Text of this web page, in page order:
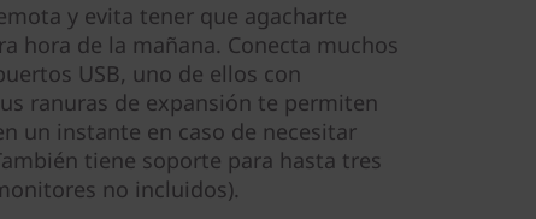
y evita tener que agacharte
hora de la mañana. Conecta muchos
USB, uno de ellos con
ranuras de expansión te permiten
un instante en caso de necesitar
tiene soporte para hasta tres
no incluidos).